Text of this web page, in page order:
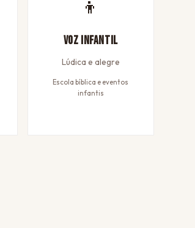
👦
Voz Infantil
Lúdica e alegre
Escola bíblica e eventos
infantis